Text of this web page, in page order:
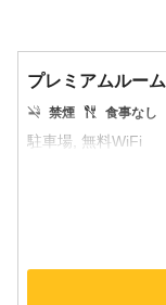
プレミアムルーム
禁煙 食事なし